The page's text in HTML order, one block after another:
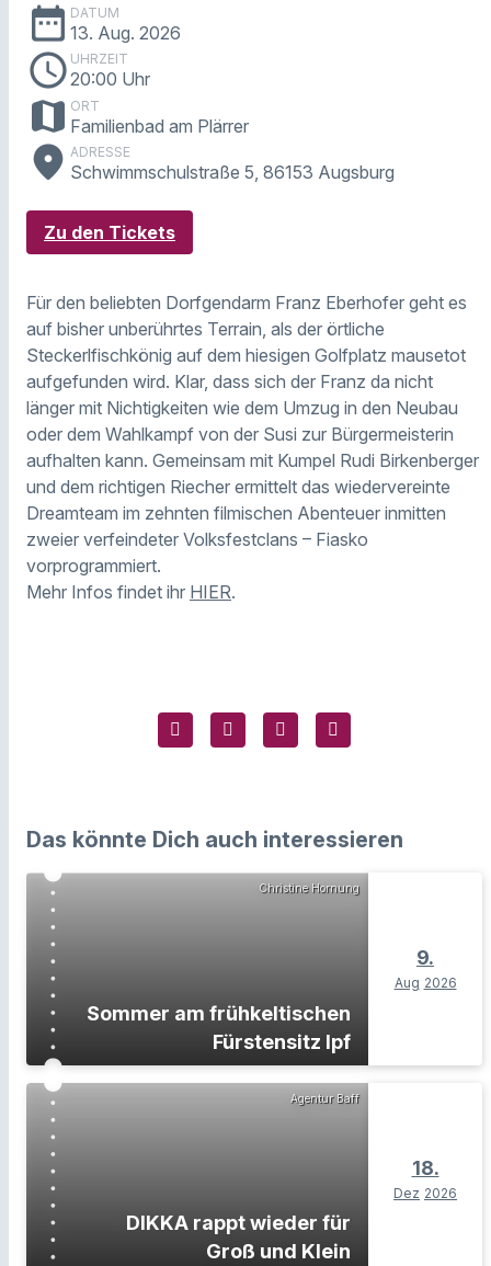
date_range DATUM
13. Aug. 2026
schedule UHRZEIT
20:00 Uhr
map ORT
Familienbad am Plärrer
place ADRESSE
Schwimmschulstraße 5, 86153 Augsburg
Zu den Tickets
Für den beliebten Dorfgendarm Franz Eberhofer geht es
auf bisher unberührtes Terrain, als der örtliche
Steckerlfischkönig auf dem hiesigen Golfplatz mausetot
aufgefunden wird. Klar, dass sich der Franz da nicht
länger mit Nichtigkeiten wie dem Umzug in den Neubau
oder dem Wahlkampf von der Susi zur Bürgermeisterin
aufhalten kann. Gemeinsam mit Kumpel Rudi Birkenberger
und dem richtigen Riecher ermittelt das wiedervereinte
Dreamteam im zehnten filmischen Abenteuer inmitten
zweier verfeindeter Volksfestclans – Fiasko
vorprogrammiert.
Mehr Infos findet ihr HIER.
Das könnte Dich auch interessieren
Christine Hornung
Sommer am frühkeltischen
Fürstensitz Ipf
9.
Aug 2026
Agentur Baff
DIKKA rappt wieder für
Groß und Klein
18.
Dez 2026